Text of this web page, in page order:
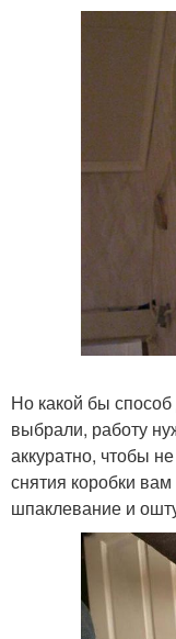
Но какой бы
выбрали, работу
аккуратно, чтобы
снятия коробки
шпаклевание и